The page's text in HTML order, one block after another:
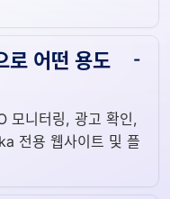
어떤 용도
모니터링, 광고 확인,
전용 웹사이트 및 플